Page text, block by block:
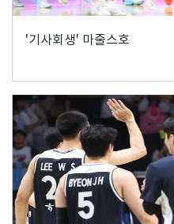
'기사회생' 마줄스호